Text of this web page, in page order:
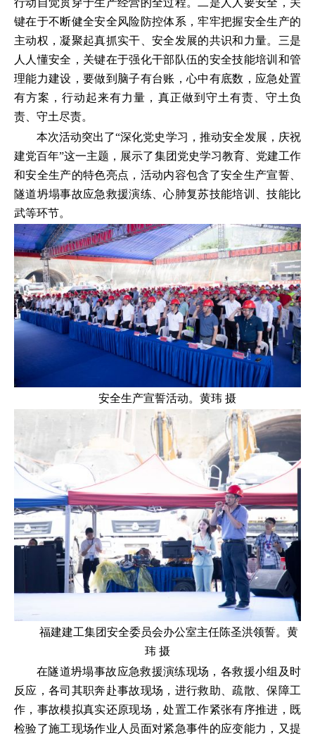
键在于不断健全安全风险防控体系，牢牢把握安全生产的
主动权，凝聚起真抓实干、安全发展的共识和力量。三是
人人懂安全，关键在于强化干部队伍的安全技能培训和管
理能力建设，要做到脑子有台账，心中有底数，应急处置
有方案，行动起来有力量，真正做到守土有责、守土负
责、守土尽责。
本次活动突出了“深化党史学习，推动安全发展，庆祝
建党百年”这一主题，展示了集团党史学习教育、党建工作
和安全生产的特色亮点，活动内容包含了安全生产宣誓、
隧道坍塌事故应急救援演练、心肺复苏技能培训、技能比
武等环节。
安全生产宣誓活动。黄玮 摄
福建建工集团安全委员会办公室主任陈圣洪领誓。黄
玮 摄
在隧道坍塌事故应急救援演练现场，各救援小组及时
反应，各司其职奔赴事故现场，进行救助、疏散、保障工
作，事故模拟真实还原现场，处置工作紧张有序推进，既
检验了施工现场作业人员面对紧急事件的应变能力，又提